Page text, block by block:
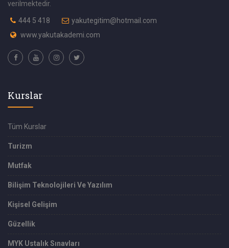
verilmektedir.
444 5 418
yakutegitim@hotmail.com
www.yakutakademi.com
Kurslar
Tüm Kurslar
Turizm
Mutfak
Bilişim Teknolojileri Ve Yazılım
Kişisel Gelişim
Güzellik
MYK Ustalık Sınavları